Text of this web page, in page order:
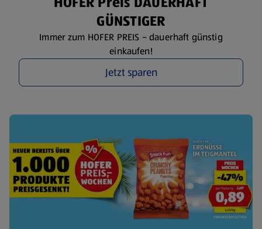
GÜNSTIGER
Immer zum HOFER PREIS – dauerhaft günstig
einkaufen!
Jetzt sparen